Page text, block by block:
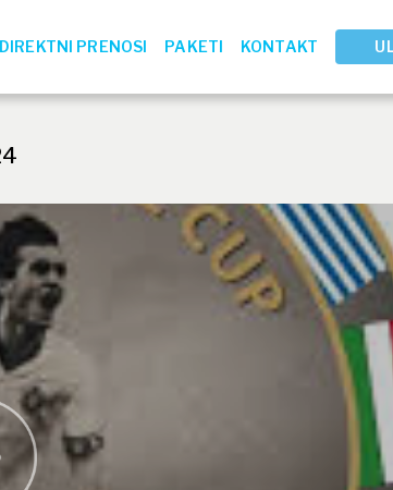
DIREKTNI PRENOSI PAKETI KONTAKT